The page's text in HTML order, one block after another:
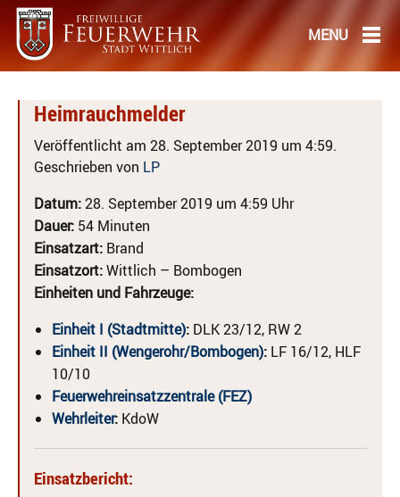
Heimrauchmelder
Veröffentlicht am 28. September 2019 um 4:59.
Geschrieben von LP
Datum:28. September 2019 um 4:59 Uhr
Dauer: 54 Minuten
Einsatzart: Brand
Einsatzort:Wittlich – Bombogen
Einheiten und Fahrzeuge:
Einheit I (Stadtmitte): DLK 23/12, RW 2
Einheit II (Wengerohr/Bombogen): LF 16/12, HLF
10/10
Feuerwehreinsatzzentrale (FEZ)
Wehrleiter: KdoW
Einsatzbericht: